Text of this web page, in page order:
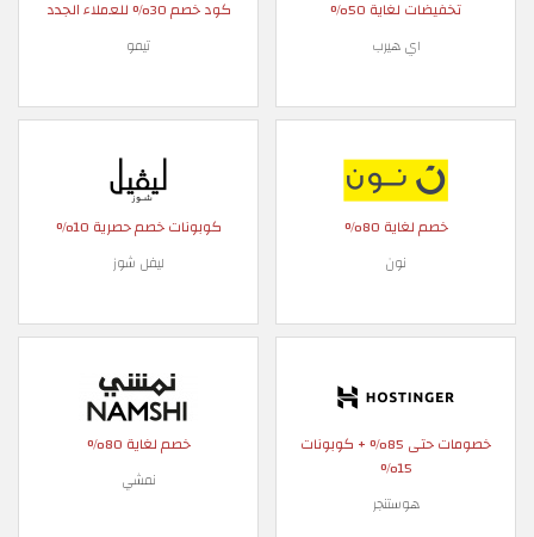
تخفيضات لغاية 50%
اي هيرب
كود خصم 30% للعملاء الجدد
تيمو
خصم لغاية 80%
نون
كوبونات خصم حصرية 10%
ليفل شوز
خصومات حتى 85% + كوبونات
15%
هوستنجر
خصم لغاية 80%
نمشي